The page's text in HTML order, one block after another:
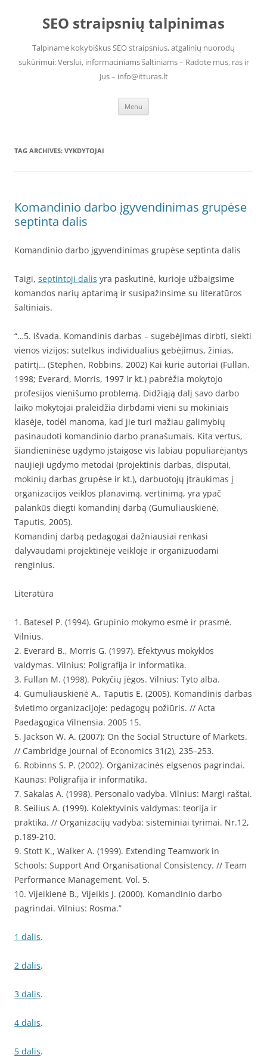
contentSEO straipsnių talpinimas
Talpiname kokybiškus SEO straipsnius, atgalinių nuorodų
sukūrimui: Verslui, informaciniams šaltiniams – Radote mus, ras ir
Jus – info@itturas.lt
Menu
TAG ARCHIVES: VYKDYTOJAI
Komandinio darbo įgyvendinimas grupėse
septinta dalis
Komandinio darbo įgyvendinimas grupėse septinta dalis
Taigi, septintoji dalis yra paskutinė, kurioje užbaigsime
komandos narių aptarimą ir susipažinsime su literatūros
šaltiniais.
“…5. Išvada. Komandinis darbas – sugebėjimas dirbti, siekti
vienos vizijos: sutelkus individualius gebėjimus, žinias,
patirtį… (Stephen, Robbins, 2002) Kai kurie autoriai (Fullan,
1998; Everard, Morris, 1997 ir kt.) pabrėžia mokytojo
profesijos vienišumo problemą. Didžiąją dalį savo darbo
laiko mokytojai praleidžia dirbdami vieni su mokiniais
klasėje, todėl manoma, kad jie turi mažiau galimybių
pasinaudoti komandinio darbo pranašumais. Kita vertus,
šiandieninėse ugdymo įstaigose vis labiau populiarėjantys
naujieji ugdymo metodai (projektinis darbas, disputai,
mokinių darbas grupėse ir kt.), darbuotojų įtraukimas į
organizacijos veiklos planavimą, vertinimą, yra ypač
palankūs diegti komandinį darbą (Gumuliauskienė,
Taputis, 2005).
Komandinį darbą pedagogai dažniausiai renkasi
dalyvaudami projektinėje veikloje ir organizuodami
renginius.
Literatūra
1. Batesel P. (1994). Grupinio mokymo esmė ir prasmė.
Vilnius.
2. Everard B., Morris G. (1997). Efektyvus mokyklos
valdymas. Vilnius: Poligrafija ir informatika.
3. Fullan M. (1998). Pokyčių jėgos. Vilnius: Tyto alba.
4. Gumuliauskienė A., Taputis E. (2005). Komandinis darbas
švietimo organizacijoje: pedagogų požiūris. // Acta
Paedagogica Vilnensia. 2005 15.
5. Jackson W. A. (2007): On the Social Structure of Markets.
// Cambridge Journal of Economics 31(2), 235–253.
6. Robinns S. P. (2002). Organizacinės elgsenos pagrindai.
Kaunas: Poligrafija ir informatika.
7. Sakalas A. (1998). Personalo vadyba. Vilnius: Margi raštai.
8. Seilius A. (1999). Kolektyvinis valdymas: teorija ir
praktika. // Organizacijų vadyba: sisteminiai tyrimai. Nr.12,
p.189-210.
9. Stott K., Walker A. (1999). Extending Teamwork in
Schools: Support And Organisational Consistency. // Team
Performance Management, Vol. 5.
10. Vijeikienė B., Vijeikis J. (2000). Komandinio darbo
pagrindai. Vilnius: Rosma.”
1 dalis.
2 dalis.
3 dalis.
4 dalis.
5 dalis.